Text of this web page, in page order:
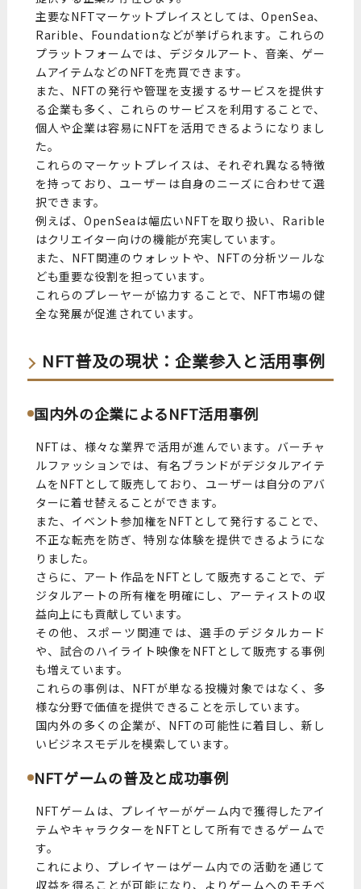
主要なNFTマーケットプレイスとしては、OpenSea、
Rarible、Foundationなどが挙げられます。これらの
プラットフォームでは、デジタルアート、音楽、ゲー
ムアイテムなどのNFTを売買できます。
また、NFTの発行や管理を支援するサービスを提供す
る企業も多く、これらのサービスを利用することで、
個人や企業は容易にNFTを活用できるようになりまし
た。
これらのマーケットプレイスは、それぞれ異なる特徴
を持っており、ユーザーは自身のニーズに合わせて選
択できます。
例えば、OpenSeaは幅広いNFTを取り扱い、Rarible
はクリエイター向けの機能が充実しています。
また、NFT関連のウォレットや、NFTの分析ツールな
ども重要な役割を担っています。
これらのプレーヤーが協力することで、NFT市場の健
全な発展が促進されています。
NFT普及の現状：企業参入と活用事例
国内外の企業によるNFT活用事例
NFTは、様々な業界で活用が進んでいます。バーチャ
ルファッションでは、有名ブランドがデジタルアイテ
ムをNFTとして販売しており、ユーザーは自分のアバ
ターに着せ替えることができます。
また、イベント参加権をNFTとして発行することで、
不正な転売を防ぎ、特別な体験を提供できるようにな
りました。
さらに、アート作品をNFTとして販売することで、デ
ジタルアートの所有権を明確にし、アーティストの収
益向上にも貢献しています。
その他、スポーツ関連では、選手のデジタルカード
や、試合のハイライト映像をNFTとして販売する事例
も増えています。
これらの事例は、NFTが単なる投機対象ではなく、多
様な分野で価値を提供できることを示しています。
国内外の多くの企業が、NFTの可能性に着目し、新し
いビジネスモデルを模索しています。
NFTゲームの普及と成功事例
NFTゲームは、プレイヤーがゲーム内で獲得したアイ
テムやキャラクターをNFTとして所有できるゲームで
す。
これにより、プレイヤーはゲーム内での活動を通じて
収益を得ることが可能になり、よりゲームへのモチベ